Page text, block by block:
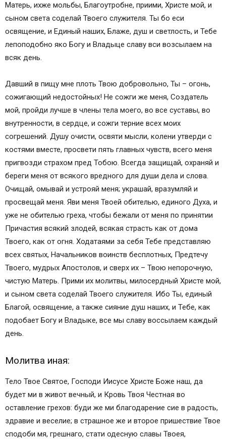
Матерь, ихже мольбы, Благоутробне, приими, Христе мой, и
сыном света соделай Твоего служителя. Ты бо еси
освящение, и Единый наших, Блаже, душ и светлость, и Тебе
лепоподобно яко Богу и Владыце славу вси возсылаем на
всяк день.
Давший в пищу мне плоть Твою добровольно, Ты – огонь,
сожигающий недостойных! Не сожги же меня, Создатель
мой, пройди лучше в члены тела моего, во все суставы, во
внутренности, в сердце, и сожги терние всех моих
согрешений. Душу очисти, освяти мысли, колени утверди с
костями вместе, просвети пять главных чувств, всего меня
пригвозди страхом пред Тобою. Всегда защищай, охраняй и
береги меня от всякого вредного для души дела и слова.
Очищай, омывай и устрояй меня; украшай, вразумляй и
просвещай меня. Яви меня Твоей обителью, единого Духа, и
уже не обителью греха, чтобы бежали от меня по принятии
Причастия всякий злодей, всякая страсть как от дома
Твоего, как от огня. Ходатаями за себя Тебе представляю
всех святых, Начальников воинств бесплотных, Предтечу
Твоего, мудрых Апостолов, и сверх их – Твою непорочную,
чистую Матерь. Прими их молитвы, милосердный Христе мой,
и сыном света соделай Твоего служителя. Ибо Ты, единый
Благой, освящение, а также сияние душ наших, и Тебе, как
подобает Богу и Владыке, все мы славу воссылаем каждый
день.
Молитва иная:
Тело Твое Святое, Господи Иисусе Христе Боже наш, да
будет ми в живот вечный, и Кровь Твоя Честная во
оставление грехов: буди же ми благодарение сие в радость,
здравие и веселие; в страшное же и второе пришествие Твое
сподоби мя, грешнаго, стати одесную славы Твоея,